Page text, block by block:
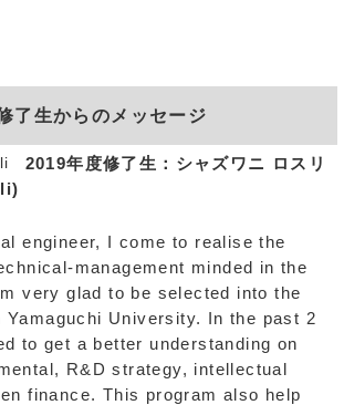
了生からのメッセージ
2019年度修了生： シャズワニ ロスリ
engineer, I come to realise the
management minded in the
very glad to be selected into the
Yamaguchi University. In the past 2
to get a better understanding on
R&D strategy, intellectual
finance. This program also help